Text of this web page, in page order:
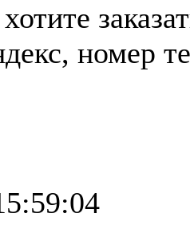
номер